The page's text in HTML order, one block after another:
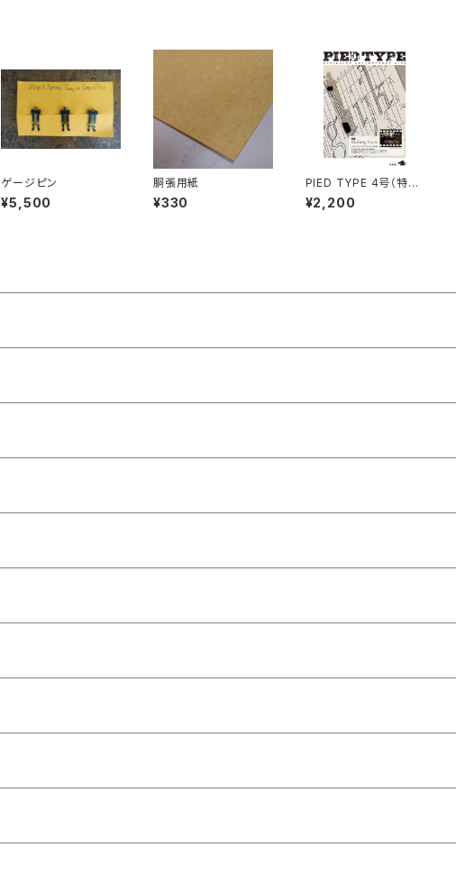
ゲージピン
¥5,500
胴張用紙
¥330
PIED TYPE 4号（特典
映像付き）2020年11月
2日発行
¥2,200